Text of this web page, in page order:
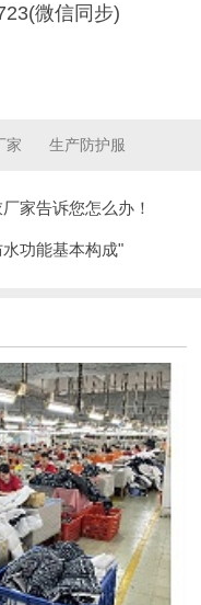
微信同步)
家 生产防护服
家告诉您怎么办！
功能基本构成"